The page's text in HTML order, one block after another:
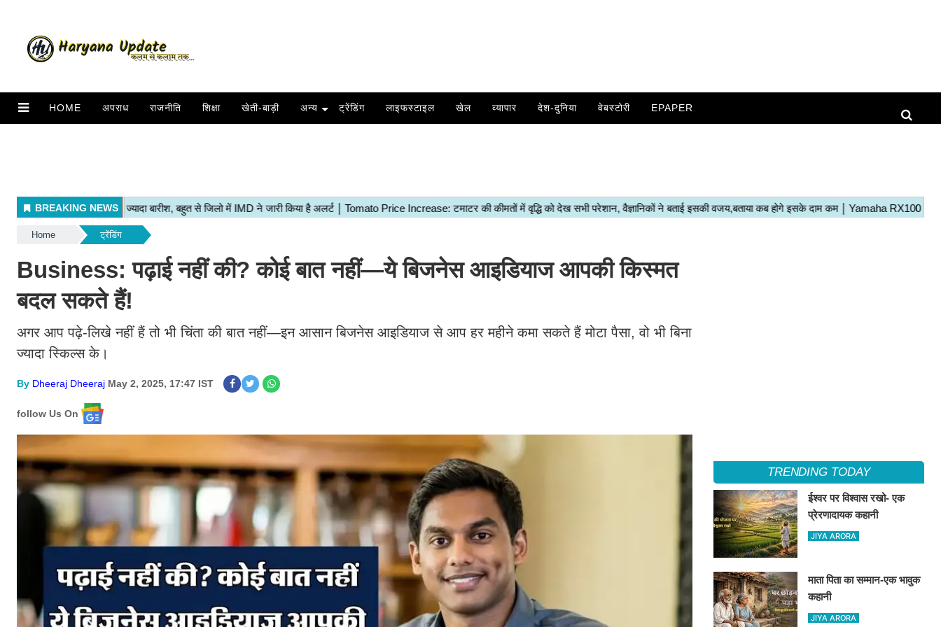
HOME अपराध राजनीति शिक्षा खेती-बाड़ी अन्य ट्रेंडिंग लाइफस्टाइल खेल व्यापार देश-दुनिया वेबस्टोरी EPAPER
Home ट्रेंडिंग
Business: पढ़ाई नहीं की? कोई बात नहीं—ये बिजनेस आइडियाज आपकी किस्मत
बदल सकते हैं!
अगर आप पढ़े-लिखे नहीं हैं तो भी चिंता की बात नहीं—इन आसान बिजनेस आइडियाज से आप हर महीने कमा सकते हैं मोटा पैसा, वो भी बिना
ज्यादा स्किल्स के।
By Dheeraj Dheeraj May 2, 2025, 17:47 IST
follow Us On
TRENDING TODAY
ईश्वर पर विश्वास रखो- एक
प्रेरणादायक कहानी
JIYA ARORA
माता पिता का सम्मान-एक भावुक
कहानी
JIYA ARORA